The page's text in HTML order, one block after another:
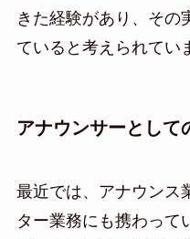
きた経験があり、その
ていると考えられてい
アナウンサーとして
最近では、アナウンス
ター業務にも携わって